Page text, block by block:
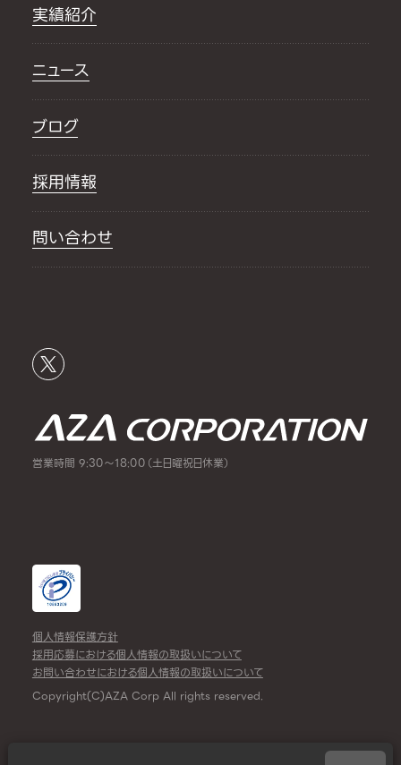
実績紹介
ニュース
ブログ
採用情報
問い合わせ
営業時間 9:30～18:00（土日曜祝日休業）
個人情報保護方針
採用応募における個人情報の取扱いについて
お問い合わせにおける個人情報の取扱いについて
Copyright(C)AZA Corp All rights reserved.